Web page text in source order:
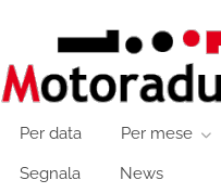
Per data Per mese
Segnala News